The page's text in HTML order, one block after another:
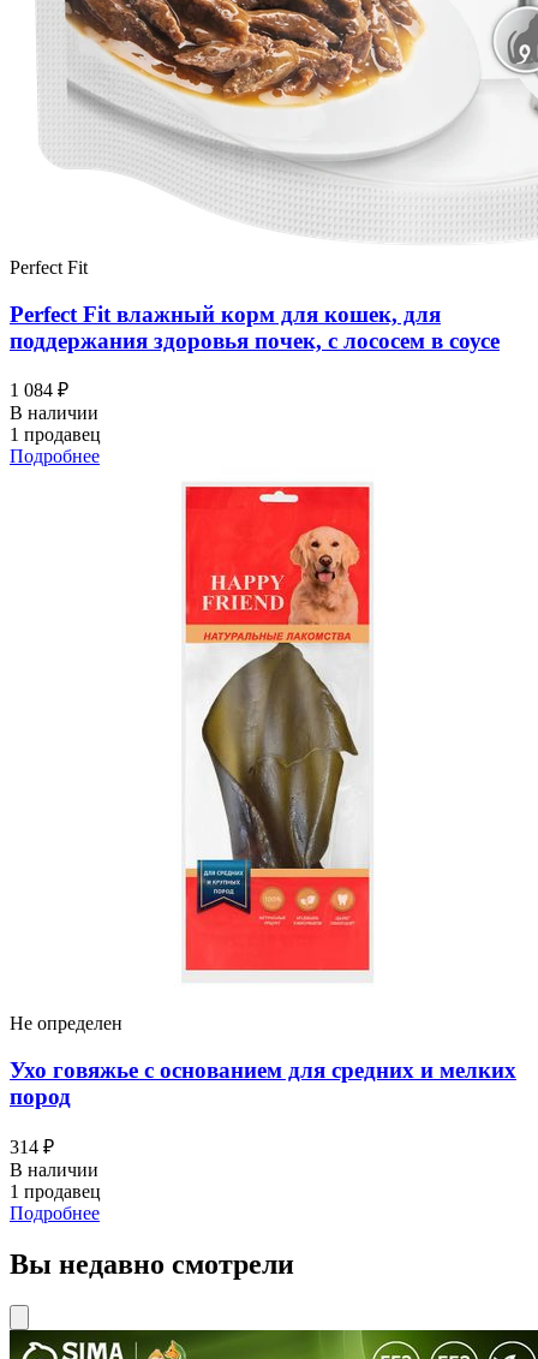
Perfect Fit
Perfect Fit влажный корм для кошек, для
поддержания здоровья почек, с лососем в соусе
1 084 ₽
В наличии
1 продавец
Подробнее
Не определен
Ухо говяжье с основанием для средних и мелких
пород
314 ₽
В наличии
1 продавец
Подробнее
Вы недавно смотрели